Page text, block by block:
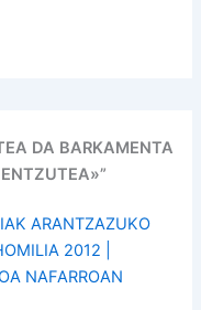
DA BARKAMENTA
ARANTZAZUKO
2012 |
NAFARROAN